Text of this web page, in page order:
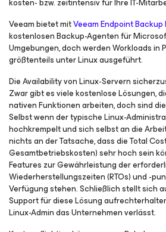
Veeam bietet mitVeeam Endpoint Backup
kostenlosen Backup-Agenten für
Umgebungen, doch werden Workloads in
größtenteils unter Linux ausgeführt.
Die Availability von Linux-Servern
Zwar gibt es viele kostenlose Lösungen,
nativen Funktionen arbeiten, doch sind
Selbst wenn der typische Linux-
hochkrempelt und sich selbst an die
nichts an der Tatsache, dass dieTotal
Gesamtbetriebskosten) sehr hoch sein
Features zur Gewährleistung der
Wiederherstellungszeiten (RTOs) und -
Verfügung stehen. Schließlich stellt sich
Support für diese Lösung
Linux-Admin das Unternehmen verlässt.